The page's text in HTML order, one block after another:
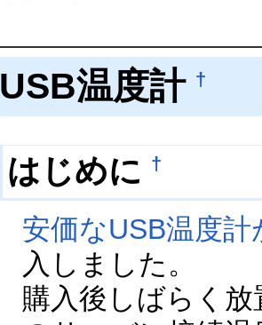
USB温度計 †
はじめに †
安価なUSB温度
入しました。
購入後しばらく